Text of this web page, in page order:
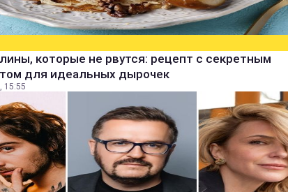
которые не рвутся: рецепт с секретным
для идеальных дырочек
15:55